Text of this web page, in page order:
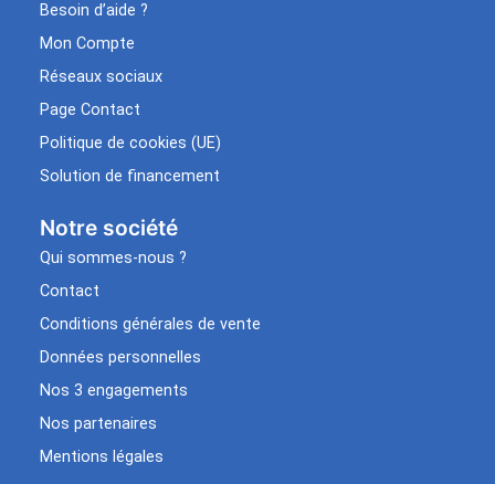
Besoin d’aide ?
Mon Compte
Réseaux sociaux
Page Contact
Politique de cookies (UE)
Solution de financement
Notre société
Qui sommes-nous ?
Contact
Conditions générales de vente
Données personnelles
Nos 3 engagements
Nos partenaires
Mentions légales